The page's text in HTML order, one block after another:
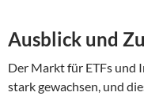
Ausblick und
Der Markt für ETFs und
stark gewachsen, und